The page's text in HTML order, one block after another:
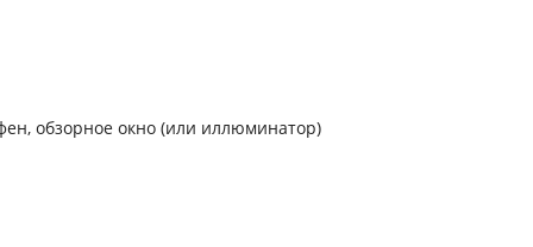
обзорное окно (или иллюминатор)